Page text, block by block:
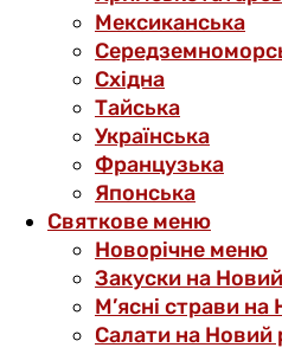
Мексиканська
Східна
Тайська
Українська
Французька
Японська
Святкове меню
Новорічне меню
Закуски на Новий
М’ясні страви на
Салати на Новий